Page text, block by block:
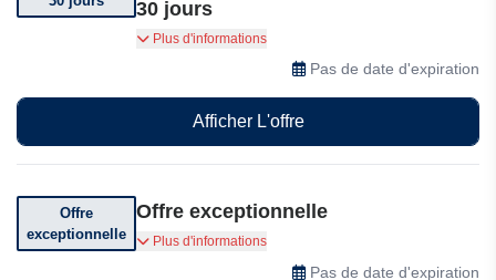
30 jours
Vous pouvez retourner votre commande dans
les 30 jours suivant sa réception
Plus d'informations
Pas de date d'expiration
Afficher L'offre
Offre
exceptionnelle
Offre exceptionnelle
Vous pouvez obtenir les cartes-cadeaux
Plus d'informations
Pas de date d'expiration